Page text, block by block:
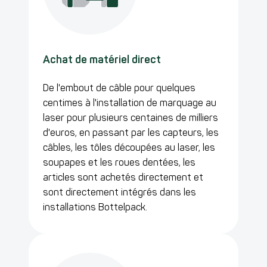
Achat de matériel direct
De l'embout de câble pour quelques
centimes à l'installation de marquage au
laser pour plusieurs centaines de milliers
d'euros, en passant par les capteurs, les
câbles, les tôles découpées au laser, les
soupapes et les roues dentées, les
articles sont achetés directement et
sont directement intégrés dans les
installations Bottelpack.